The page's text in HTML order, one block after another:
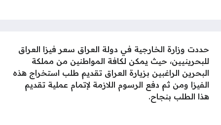
حددت وزارة الخارجية في دولة العراق سعر فيزا العراق
للبحرينيين، حيث يمكن لكافة المواطنين من مملكة
البحرين الراغبين بزيارة العراق تقديم طلب استخراج هذه
الفيزا ومن ثم دفع الرسوم اللازمة لإتمام عملية تقديم
هذا الطلب بنجاح.